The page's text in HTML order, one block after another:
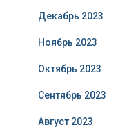
Декабрь 2023
Ноябрь 2023
Октябрь 2023
Сентябрь 2023
Август 2023